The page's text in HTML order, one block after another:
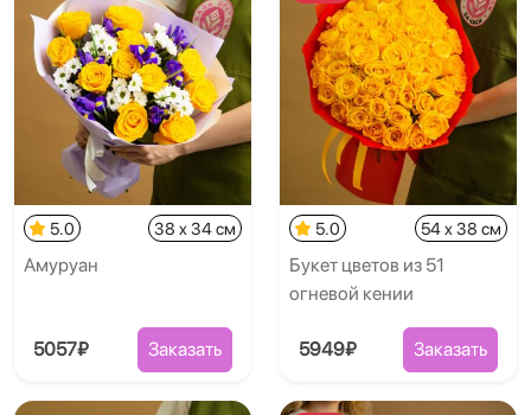
5.0 38 x 34 см
Амуруан
5057₽ Заказать
5.0 54 x 38 см
Букет цветов из 51
огневой кении
5949₽ Заказать